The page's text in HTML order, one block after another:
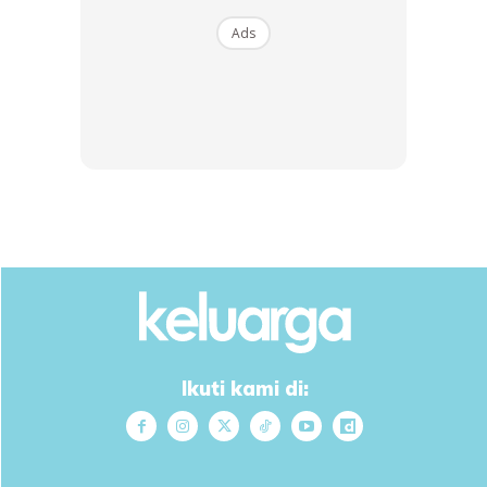
*Nak macam-macam info? Klikchannel Telegram
Ads
Ikuti kami di: